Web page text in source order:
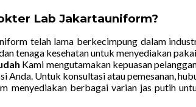
Lab Jakartauniform?
telah lama berkecimpung dalam
tenaga kesehatan untuk menyediakan
Kami mengutamakan kepuasan
Anda. Untuk konsultasi atau pemesanan,
menyediakan berbagai varian jas putih